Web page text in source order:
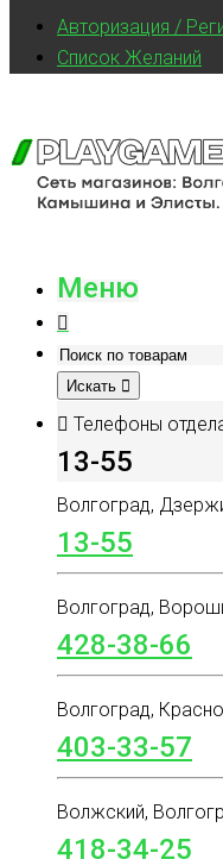
Авторизация /
Список Желаний
Меню
Искать
Телефоны
13-55
Волгоград,
13-55
Волгоград,
428-38-66
Волгоград,
403-33-57
Волжский,
418-34-25